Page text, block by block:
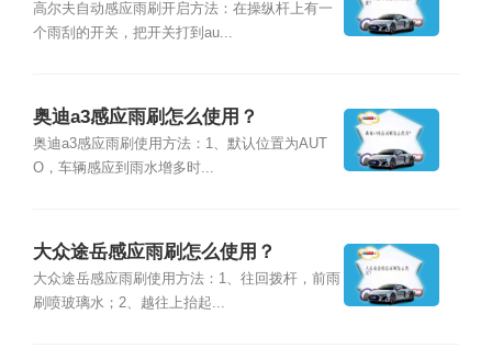
高尔夫自动感应雨刷开启方法：在操纵杆上有一
个雨刮的开关，把开关打到au...
奥迪a3感应雨刷怎么使用？
奥迪a3感应雨刷使用方法：1、默认位置为AUT
O，车辆感应到雨水增多时...
大众途岳感应雨刷怎么使用？
大众途岳感应雨刷使用方法：1、往回拨杆，前雨
刷喷玻璃水；2、越往上抬起...